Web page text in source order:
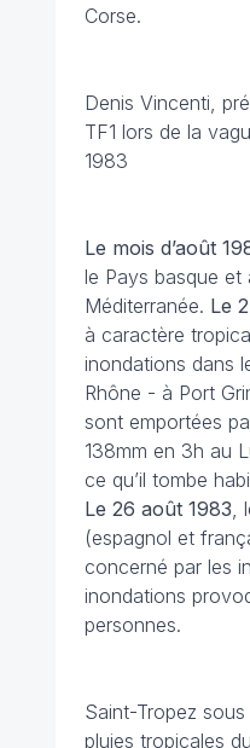
Corse.
Denis Vincenti,
TF1 lors de la
1983
Le mois d’août
le Pays basque et
Méditerranée. Le
à caractère
inondations dans
Rhône - à Port
sont emportées
138mm en 3h au
ce qu’il tombe
Le 26 août 1983
(espagnol et
concerné par les
inondations
personnes.
Saint-Tropez
pluies tropicales